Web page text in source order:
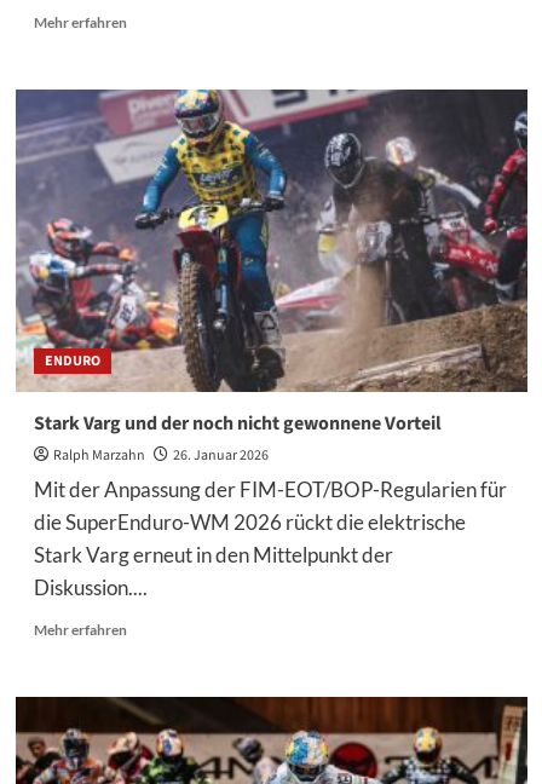
Mehr erfahrenMehr
Zwischen
Titelkampf
und
Feinarbeit:
Die
SuperEnduro-
Elite
blickt
nach
Budapest
ENDURO
Stark Varg und der noch nicht gewonnene Vorteil
Ralph Marzahn 26. Januar 2026
Mit der Anpassung der FIM-EOT/BOP-Regularien für
die SuperEnduro-WM 2026 rückt die elektrische
Stark Varg erneut in den Mittelpunkt der
Diskussion....
Mehr erfahrenMehr
Stark
Varg
und
der